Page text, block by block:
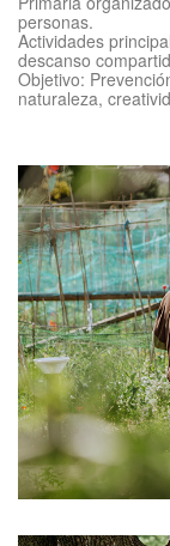
personas.
Actividades
descanso
Objetivo:
naturaleza,